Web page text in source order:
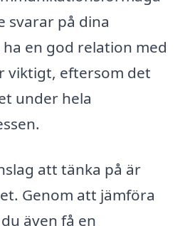
svarar på dina
en god relation med
viktigt, eftersom det
under hela
att tänka på är
Genom att jämföra
även få en